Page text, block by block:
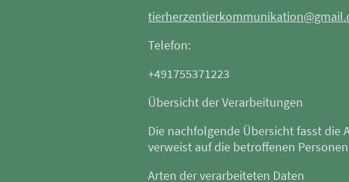
Telefon:
+491755371223
Übersicht der Verarbeitungen
Die nachfolgende Übersicht fasst die
verweist auf die betroffenen
Arten der verarbeiteten Daten